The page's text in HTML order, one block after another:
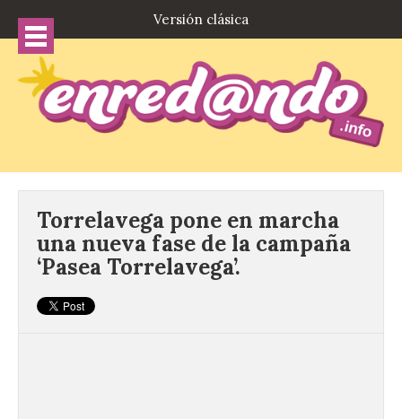
Versión clásica
Torrelavega pone en marcha
una nueva fase de la campaña
‘Pasea Torrelavega’.